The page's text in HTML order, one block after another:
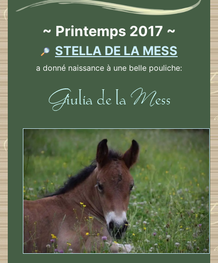
~ Printemps 2017 ~
STELLA DE LA MESS
a donné naissance à une belle pouliche: